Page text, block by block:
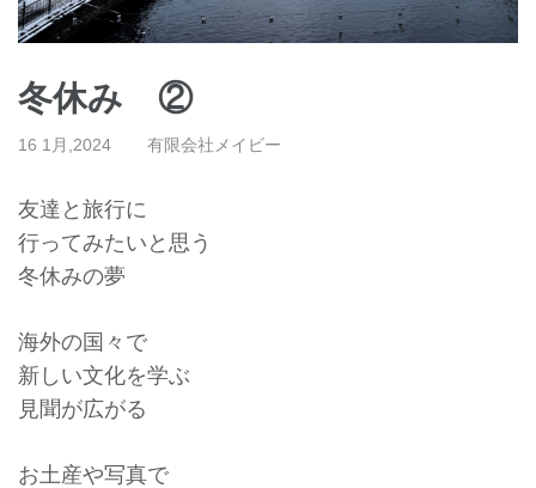
冬休み ②
16 1月,2024 有限会社メイビー
友達と旅行に
行ってみたいと思う
冬休みの夢
海外の国々で
新しい文化を学ぶ
見聞が広がる
お土産や写真で